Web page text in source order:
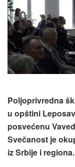
Poljoprivredna
u opštini
posvećenu
Svečanost je
iz Srbije i regiona.